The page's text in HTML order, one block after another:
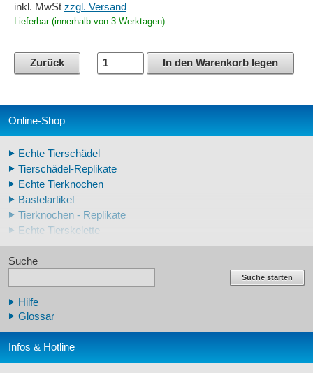
inkl. MwSt zzgl. Versand
Lieferbar (innerhalb von 3 Werktagen)
Zurück In den Warenkorb legen
Online-Shop
Echte Tierschädel
Tierschädel-Replikate
Echte Tierknochen
Bastelartikel
Tierknochen - Replikate
Echte Tierskelette
Echte Tierzähne
Krallen- und Zahnreplikate
Schädelreplikate Mensch
Knochenreplikate Mensch
Arm-/Beinskelette Mensch
Suche
Suche starten
Hilfe
Glossar
Infos & Hotline